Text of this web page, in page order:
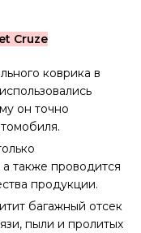
Cruze
коврика в
он точно
также проводится
продукции.
багажный отсек
пыли и пролитых